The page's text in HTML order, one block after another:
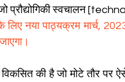
प्रौद्योगिकी स्वचालन
नया पाठ्यक्रम मार्च,
की है जो मोटे तौर पर